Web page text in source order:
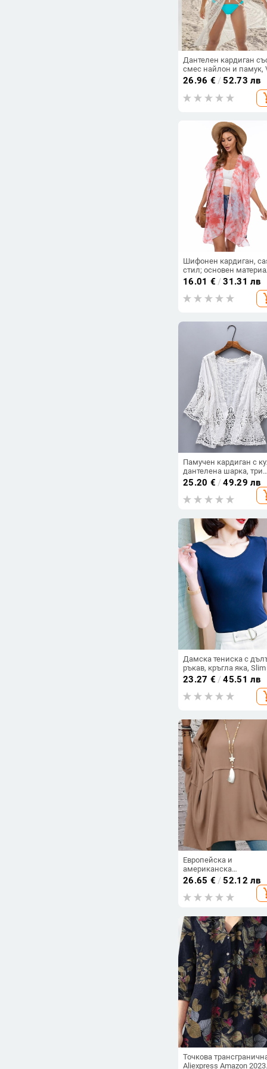
Дантелен кардиган
смес найлон и памук,
образно деколте, 3/4
ръкав, свободна кройка,
Лято 2020
26.96 € /52.73 лв
Шифонен кардиган,
стил; основен
95%+; графитен принт;
ръкав три четвърти;
средна дължина
16.01 € /31.31 лв
Памучен кардиган с
дантелена шарка, три
четвърти ръкав, V-
деколте, лека външна
дреха с памучна
25.20 € /49.29 лв
Дамска тениска с
ръкав, кръгла яка, Slim
мрежеста тъкан, смес
найлон и спандекс
23.27 € /45.51 лв
Европейска и
американска
трансгранична плюс
размер дамска
чистоцветна свободна
версия с кръгло
топ удобна риза с
тип „крило на прилеп“
26.65 € /52.12 лв
Точкова
Aliexpress Amazon 2023